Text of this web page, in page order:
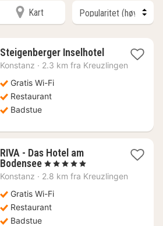
Kart
Steigenberger Inselhotel1
natt
fra
Konstanz · 2.3 km fra Kreuzlingen
Gratis Wi-Fi
Restaurant
Badstue
RIVA - Das Hotel am
Bodensee1
natt
5488
kr.
, 5 Stjerner
Konstanz · 2.8 km fra Kreuzlingen
Gratis Wi-Fi
Restaurant
Badstue